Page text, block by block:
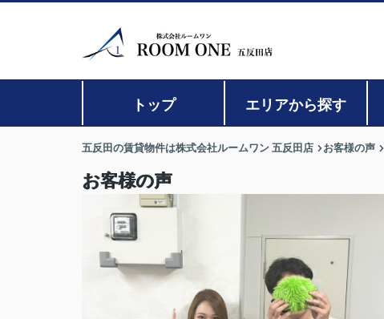
トップ エリアから探す
五反田の賃貸物件は株式会社ルームワン 五反田店 お客様の声
お客様の声